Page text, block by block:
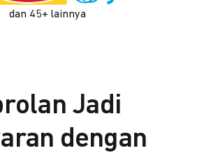
dan 45+ lainnya
Jadi
dengan